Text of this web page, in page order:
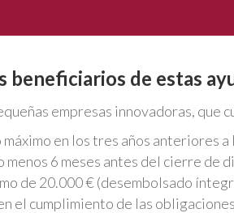
beneficiarios de estas
empresas innovadoras, que
en los tres años anteriores
6 meses antes del cierre de
de 20.000 € (desembolsado
el cumplimiento de las